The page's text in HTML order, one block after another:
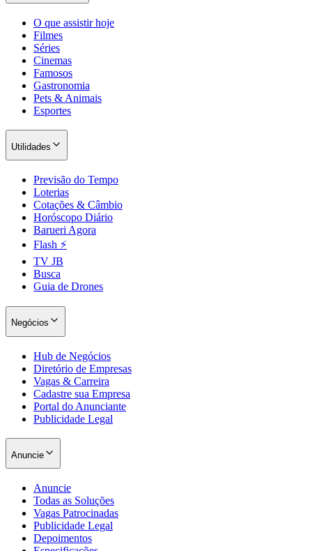
Atlético-MG
O que assistir hoje
Filmes
Séries
Cinemas
Famosos
Gastronomia
Pets & Animais
Esportes
Utilidades
Previsão do Tempo
Loterias
Cotações & Câmbio
Horóscopo Diário
Barueri Agora
Flash ⚡
TV JB
Busca
Guia de Drones
Negócios
Hub de Negócios
Diretório de Empresas
Vagas & Carreira
Cadastre sua Empresa
Portal do Anunciante
Publicidade Legal
Anuncie
Anuncie
Todas as Soluções
Vagas Patrocinadas
Publicidade Legal
Depoimentos